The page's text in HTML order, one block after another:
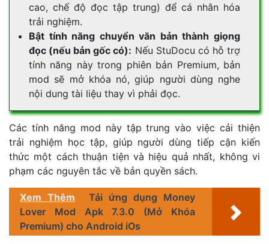
cao, chế độ đọc tập trung) để cá nhân hóa
trải nghiệm.
Bật tính năng chuyển văn bản thành giọng
đọc (nếu bản gốc có): Nếu StuDocu có hỗ trợ
tính năng này trong phiên bản Premium, bản
mod sẽ mở khóa nó, giúp người dùng nghe
nội dung tài liệu thay vì phải đọc.
Các tính năng mod này tập trung vào việc cải thiện
trải nghiệm học tập, giúp người dùng tiếp cận kiến
thức một cách thuận tiện và hiệu quả nhất, không vi
phạm các nguyên tắc về bản quyền sách.
Xem Thêm
Tải ứng dụng Money
Lover Mod Apk 7.3.0 (Mở Khóa
Premium) cho Android iOs